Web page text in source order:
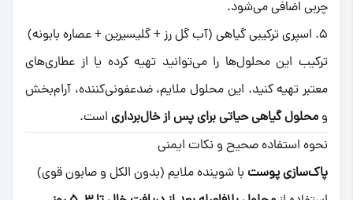
چربی اضافی می‌شود.
۵. اسپری ترکیبی گیاهی (آب گل رز + گلیسیرین + عصاره بابونه)
ترکیب این محلول‌ها را می‌توانید تهیه کرده یا از عطاری‌های
معتبر تهیه کنید. این محلول ملایم، ضدعفونی‌کننده، آرام‌بخش
و محلول گیاهی حیاتی برای پس از خال‌برداری است.
نحوه استفاده صحیح و نکات ایمنی
پاک‌سازی پوست با شوینده ملایم (بدون الکل و صابون قوی)